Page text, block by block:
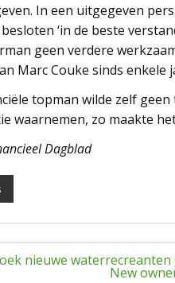
In een uitgegeven
‘in de beste
geen verdere
Marc Couke sinds enkele
topman wilde zelf
waarnemen, zo maakte
Dagblad
nieuwe waterrecreanten
New